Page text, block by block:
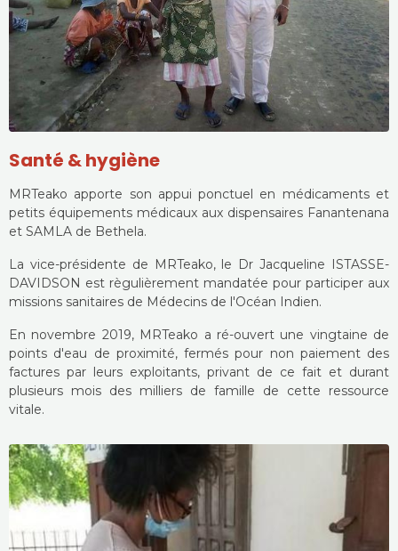
Santé & hygiène
MRTeako apporte son appui ponctuel en médicaments et
petits équipements médicaux aux dispensaires Fanantenana
et SAMLA de Bethela.
La vice-présidente de MRTeako, le Dr Jacqueline ISTASSE-
DAVIDSON est règulièrement mandatée pour participer aux
missions sanitaires de Médecins de l'Océan Indien.
En novembre 2019, MRTeako a ré-ouvert une vingtaine de
points d'eau de proximité, fermés pour non paiement des
factures par leurs exploitants, privant de ce fait et durant
plusieurs mois des milliers de famille de cette ressource
vitale.